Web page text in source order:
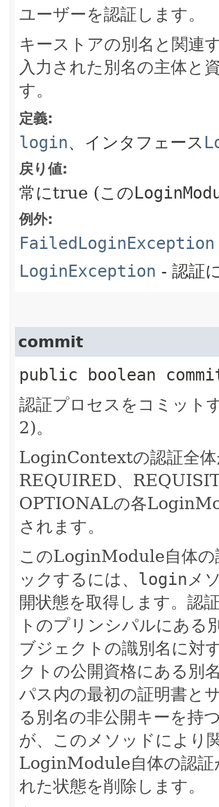
ユーザーを認証します。
キーストアの別名と関連
入力された別名の主体と
す。
定義:
login、インタフェース
戻り値:
常にtrue (この
例外:
FailedLoginException
LoginException - 認証
commit
public boolean
認証プロセスをコミット
2)。
LoginContextの認証全体
REQUIRED、
OPTIONALの各
されます。
このLoginModule自体の
ックするには、 login メ
開状態を取得します。認
トのプリンシパルにある
ブジェクトの識別名に対
クトの公開資格にある別
パス内の最初の証明書と
る別名の非公開キーを持
が、このメソッドにより
LoginModule自体の認証
れた状態を削除します。